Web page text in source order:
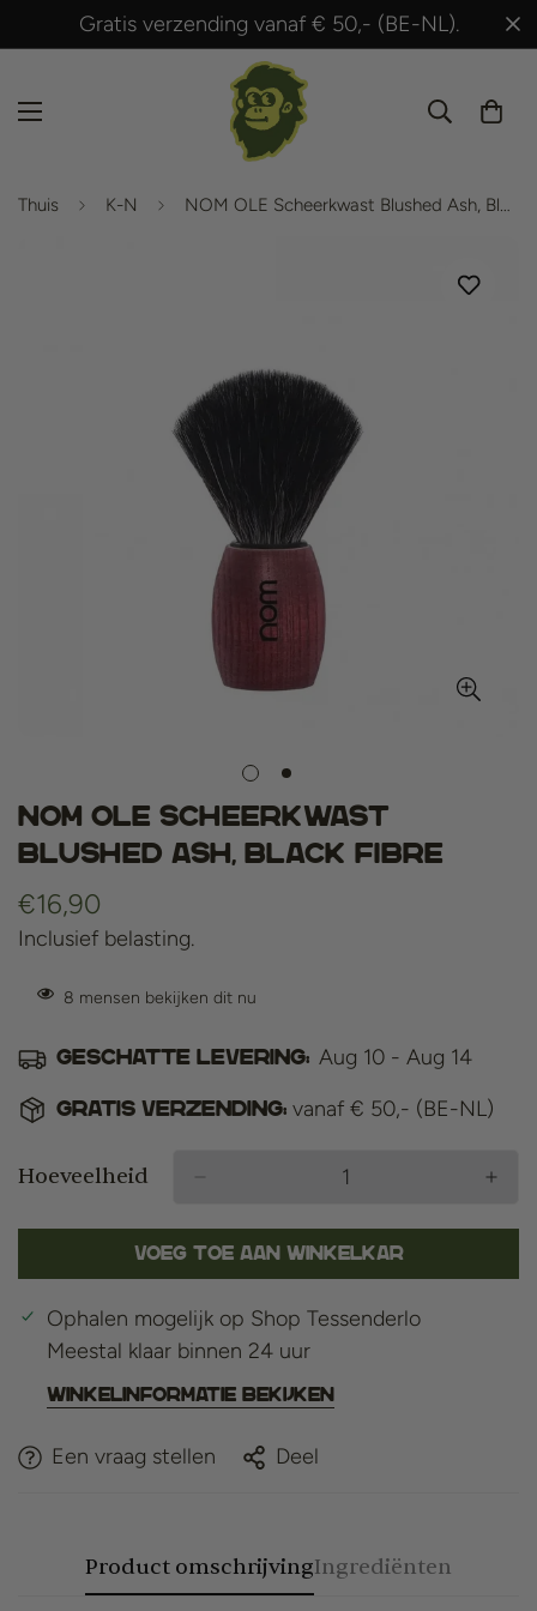
Gratis verzending vanaf € 50,- (BE-NL).
Thuis K-N NOM OLE Scheerkwast Blushed Ash, Black Fibre
NOM OLE Scheerkwast
Blushed Ash, Black Fibre
Normale
prijs
€16,90
Inclusief belasting.
8 mensen bekijken dit nu
Geschatte levering: Aug 10 - Aug 14
Gratis verzending: vanaf € 50,- (BE-NL)
Hoeveelheid
Voeg toe aan winkelkar
Ophalen mogelijk op Shop Tessenderlo
Meestal klaar binnen 24 uur
Winkelinformatie bekijken
Een vraag stellen Deel
Product omschrijvingIngrediënten